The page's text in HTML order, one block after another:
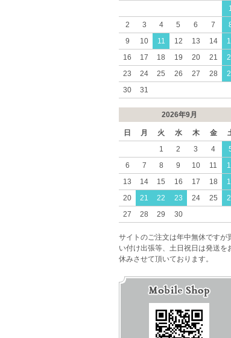
2
3 4 5 6 7
9
10 11 12 13 14
16
17 18 19 20 21
23
24 25 26 27 28
30
31
2026年9月
日 月 火 水 木 金
1
2 3 4
6
7 8 9 10 11
13
14 15 16 17 18
20
21 22 23 24 25
27
28 29 30
サイトのご注文は年中無休ですが
い付け出張等、土日祝日は発送を
休みさせて頂いております。